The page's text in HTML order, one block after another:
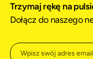
Trzymaj rękę na
Dołącz do naszego